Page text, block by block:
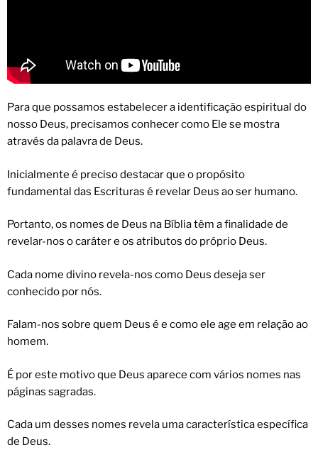
Para que possamos estabelecer a identificação espiritual do
nosso Deus, precisamos conhecer como Ele se mostra
através da palavra de Deus.
Inicialmente é preciso destacar que o propósito
fundamental das Escrituras é revelar Deus ao ser humano.
Portanto, os nomes de Deus na Bíblia têm a finalidade de
revelar-nos o caráter e os atributos do próprio Deus.
Cada nome divino revela-nos como Deus deseja ser
conhecido por nós.
Falam-nos sobre quem Deus é e como ele age em relação ao
homem.
É por este motivo que Deus aparece com vários nomes nas
páginas sagradas.
Cada um desses nomes revela uma característica específica
de Deus.